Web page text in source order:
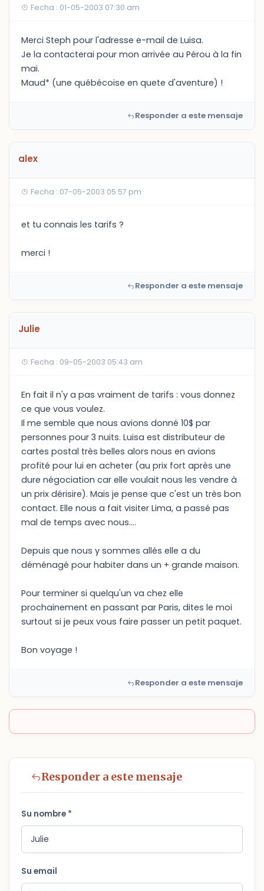
Fecha : 01-05-2003 07:30 am
Merci Steph pour l'adresse e-mail de Luisa.
Je la contacterai pour mon arrivée au Pérou à la fin
mai.
Maud* (une québécoise en quete d'aventure) !
Responder a este mensaje
alex
Fecha : 07-05-2003 05:57 pm
et tu connais les tarifs ?
merci !
Responder a este mensaje
Julie
Fecha : 09-05-2003 05:43 am
En fait il n'y a pas vraiment de tarifs : vous donnez
ce que vous voulez.
Il me semble que nous avions donné 10$ par
personnes pour 3 nuits. Luisa est distributeur de
cartes postal très belles alors nous en avions
profité pour lui en acheter (au prix fort après une
dure négociation car elle voulait nous les vendre à
un prix dérisire). Mais je pense que c'est un très bon
contact. Elle nous a fait visiter Lima, a passé pas
mal de temps avec nous....
Depuis que nous y sommes allés elle a du
déménagé pour habiter dans un + grande maison.
Pour terminer si quelqu'un va chez elle
prochainement en passant par Paris, dites le moi
surtout si je peux vous faire passer un petit paquet.
Bon voyage !
Responder a este mensaje
Responder a este mensaje
Su nombre *
Su email